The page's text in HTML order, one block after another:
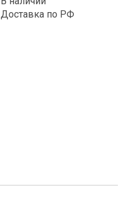
Доставка по РФ